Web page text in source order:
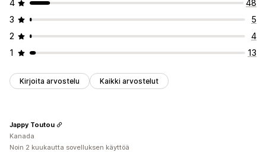
4
48
3
5
2
4
1
13
Kirjoita arvostelu Kaikki arvostelut
Jappy Toutou
Kanada
Noin 2 kuukautta sovelluksen käyttöä